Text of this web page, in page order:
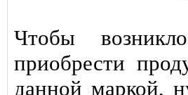
Чтобы
приобрести
данной маркой,